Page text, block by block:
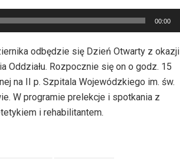
00:00
odbędzie się Dzień Otwarty z okazji
Oddziału. Rozpocznie się on o godz. 15
na II p. Szpitala Wojewódzkiego im. św.
W programie prelekcje i spotkania z
i rehabilitantem.